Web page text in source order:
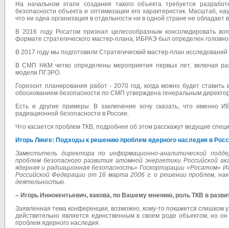
На начальном этапе создания такого объекта требуется
безопасности объекта и оптимизации его характеристик. Масштаб,
что ни одна организация в отдельности ни в одной стране не
В 2016 году Росатом признал целесообразным консолидировать
формате стратегического мастер-плана, ИБРАЭ был определен
В 2017 году мы подготовили Стратегический мастер-план
В СМП НКМ четко определены мероприятия первых лет, включая
модели ПГЗРО.
Горизонт планирования работ - 2070 год, когда можно будет
обоснованием безопасности по СМП утверждена генеральным
Есть и другие примеры. В заключение хочу сказать, что именно
радиационной безопасности в России.
Что касается проблем ТКВ, подробнее об этом расскажут ведущие
Игорь Линге: Подходы к решению проблем ядерного наследия в
Заместитель директора по информационно-аналитической
проблем безопасного развития атомной энергетики
ядерная и радиационная безопасность» Госкорпорации
Российской Федерации от 16 марта 2006 г. о решении проблем,
деятельностью.
– Игорь Иннокентьевич, какова, по Вашему мнению, роль ТКВ в
Заявленная тема конференции, возможно, кому-то покажется слишком
действительно является единственным в своем роде объектом, но
проблем ядерного наследия.